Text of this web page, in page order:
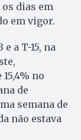
dias em
em vigor.
a T-15, na
no
de
semana de
não estava